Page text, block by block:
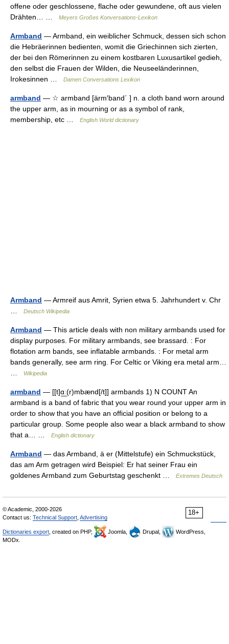
offene oder geschlossene, flache oder gewundene, oft aus vielen
Drähten… …
Meyers Großes Konversations-Lexikon
Armband — Armband, ein weiblicher Schmuck, dessen sich schon
die Hebräerinnen bedienten, womit die Griechinnen sich zierten,
der bei den Römerinnen zu einem kostbaren Luxusartikel gedieh,
den selbst die Frauen der Wilden, die Neuseeländerinnen,
Irokesinnen …
Damen Conversations Lexikon
armband — ☆ armband [ärm′band΄ ] n. a cloth band worn around
the upper arm, as in mourning or as a symbol of rank,
membership, etc …
English World dictionary
Armband — Armreif aus Amrit, Syrien etwa 5. Jahrhundert v. Chr
Deutsch Wikipedia
Armband — This article deals with non military armbands used for
display purposes. For military armbands, see brassard. : For
flotation arm bands, see inflatable armbands. : For metal arm
bands generally, see arm ring. For Celtic or Viking era metal arm…
Wikipedia
armband — [[t]ɑ͟ː(r)mbænd[/t]] armbands 1) N COUNT An
armband is a band of fabric that you wear round your upper arm in
order to show that you have an official position or belong to a
particular group. Some people also wear a black armband to show
that a… …
English dictionary
Armband — das Armband, ä er (Mittelstufe) ein Schmuckstück,
das am Arm getragen wird Beispiel: Er hat seiner Frau ein
goldenes Armband zum Geburtstag geschenkt …
Extremes Deutsch
18+
© Academic, 2000-2026
Contact us: Technical Support Advertising
Dictionaries export , created on PHP, Joomla, Drupal,
WordPress,
MODx.